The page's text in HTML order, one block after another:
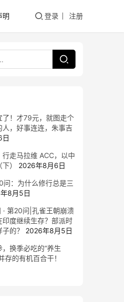
明 登录 注册
了！才79元，就图走个
，好事连连，朱事吉
行走马拉维 ACC，以中
）
2026年8月6日
：为什么修行总是三
8月5日
· 第20问|孔雀王朝崩溃
印度继续生存？部派时
的？
2026年8月5日
换季必吃的“养生
存的有机百合干！